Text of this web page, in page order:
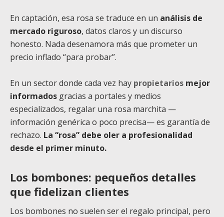
En captación, esa rosa se traduce en un análisis de
mercado riguroso, datos claros y un discurso
honesto. Nada desenamora más que prometer un
precio inflado “para probar”.
En un sector donde cada vez hay propietarios mejor
informados gracias a portales y medios
especializados, regalar una rosa marchita —
información genérica o poco precisa— es garantía de
rechazo. La “rosa” debe oler a profesionalidad
desde el primer minuto.
Los bombones: pequeños detalles
que fidelizan clientes
Los bombones no suelen ser el regalo principal, pero